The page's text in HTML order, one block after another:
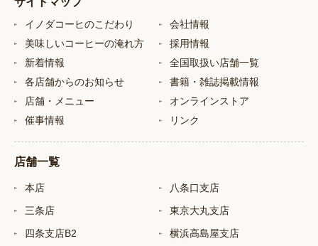
イノダコーヒのこだわり
美味しいコーヒーの淹れ方
新着情報
各店舗からのお知らせ
店舗・メニュー
催事情報
会社情報
採用情報
全国取扱い店舗一覧
書籍・雑誌掲載情報
オンラインストア
リンク
店舗一覧
本店
三条店
四条支店B2
八条口支店
東京大丸支店
横浜高島屋支店